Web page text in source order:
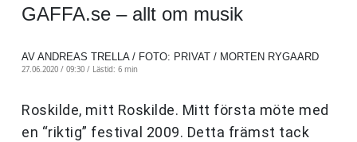
GAFFA.se – allt om musik
AV ANDREAS TRELLA / FOTO: PRIVAT / MORTEN RYGAARD
27.06.2020 / 09:30 / Lästid: 6 min
Roskilde, mitt Roskilde. Mitt första möte med
en “riktig” festival 2009. Detta främst tack